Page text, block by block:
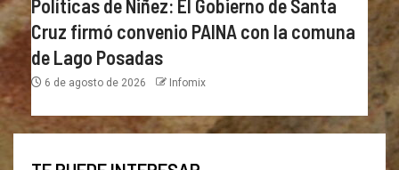
Políticas de Niñez: El Gobierno de Santa
Cruz firmó convenio PAINA con la comuna
de Lago Posadas
6 de agosto de 2026 Infomix